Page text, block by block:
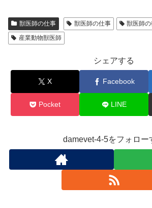
獣医師の仕事 獣医師の仕事
獣医師
産業動物獣医師
シェアする
X Facebook
Pocket LINE
damevet-4-5をフォロー